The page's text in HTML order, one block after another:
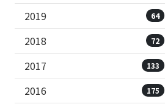
2019 64
2018 72
2017 133
2016 175